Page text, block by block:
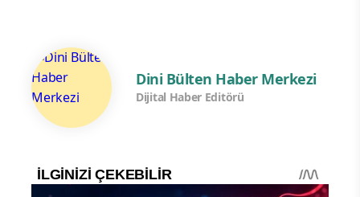
Dini Bülten Haber Merkezi
Dijital Haber Editörü